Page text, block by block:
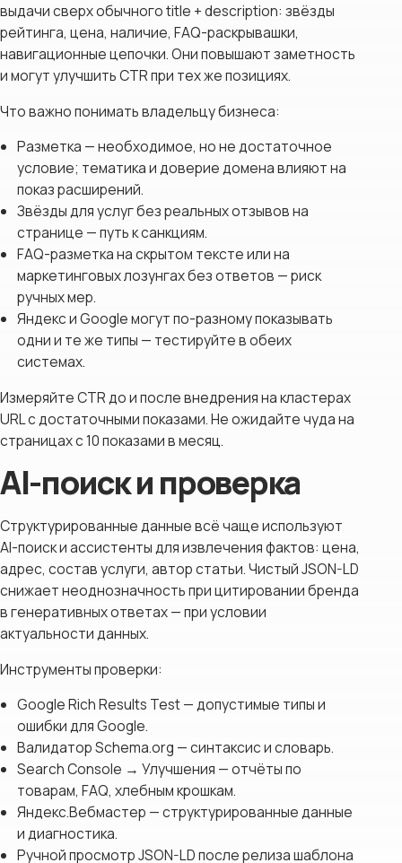
выдачи сверх обычного title + description: звёзды
рейтинга, цена, наличие, FAQ-раскрывашки,
навигационные цепочки. Они повышают заметность
и могут улучшить CTR при тех же позициях.
Что важно понимать владельцу бизнеса:
Разметка — необходимое, но не достаточное
условие; тематика и доверие домена влияют на
показ расширений.
Звёзды для услуг без реальных отзывов на
странице — путь к санкциям.
FAQ-разметка на скрытом тексте или на
маркетинговых лозунгах без ответов — риск
ручных мер.
Яндекс и Google могут по-разному показывать
одни и те же типы — тестируйте в обеих
системах.
Измеряйте CTR до и после внедрения на кластерах
URL с достаточными показами. Не ожидайте чуда на
страницах с 10 показами в месяц.
AI-поиск и проверка
Структурированные данные всё чаще используют
AI-поиск и ассистенты для извлечения фактов: цена,
адрес, состав услуги, автор статьи. Чистый JSON-LD
снижает неоднозначность при цитировании бренда
в генеративных ответах — при условии
актуальности данных.
Инструменты проверки:
Google Rich Results Test — допустимые типы и
ошибки для Google.
Валидатор Schema.org — синтаксис и словарь.
Search Console → Улучшения — отчёты по
товарам, FAQ, хлебным крошкам.
Яндекс.Вебмастер — структурированные данные
и диагностика.
Ручной просмотр JSON-LD после релиза шаблона